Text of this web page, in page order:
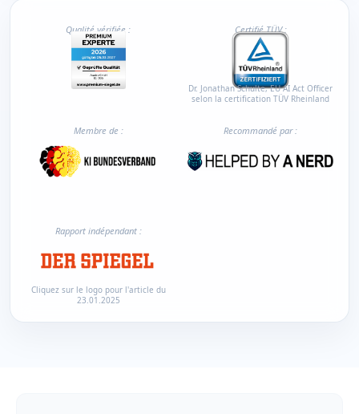
Qualité vérifiée : Certifié TÜV :
Dr. Jonathan Schulte, EU AI Act Officer
selon la certification TÜV Rheinland
Membre de : Recommandé par :
Rapport indépendant :
Cliquez sur le logo pour l'article du
23.01.2025